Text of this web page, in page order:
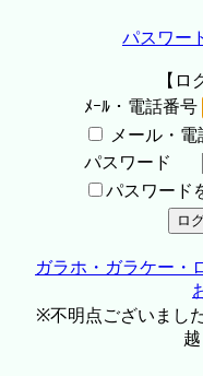
パスワー
【ロ
ﾒｰﾙ・電話番号
メール・
パスワード
パスワード
ガラホ・ガラケー・
※不明点ございまし